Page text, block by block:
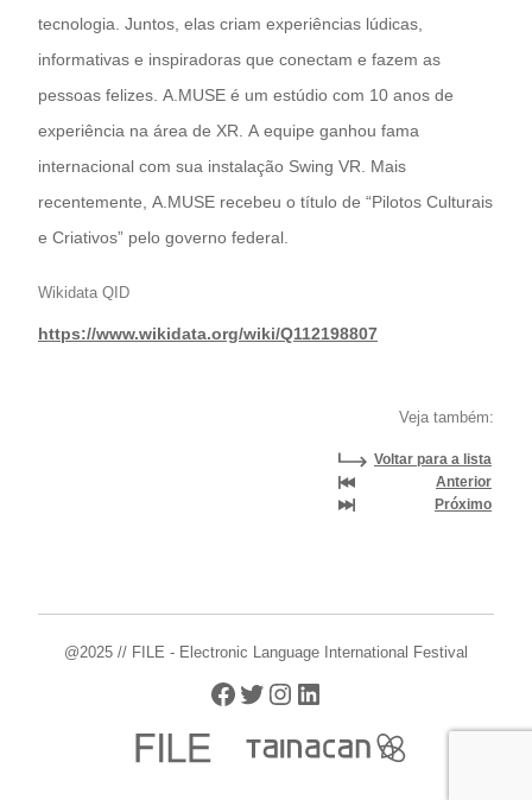
tecnologia. Juntos, elas criam experiências lúdicas,
informativas e inspiradoras que conectam e fazem as
pessoas felizes. A.MUSE é um estúdio com 10 anos de
experiência na área de XR. A equipe ganhou fama
internacional com sua instalação Swing VR. Mais
recentemente, A.MUSE recebeu o título de “Pilotos Culturais
e Criativos” pelo governo federal.
Wikidata QID
https://www.wikidata.org/wiki/Q112198807
Veja também:
Voltar para a lista
Anterior
Próximo
@2025 // FILE - Electronic Language International Festival
Facebook
Twitter
Instagram
LinkedIn